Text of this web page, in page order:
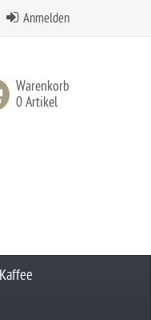
Anmelden
Warenkorb
0 Artikel
Kaffee